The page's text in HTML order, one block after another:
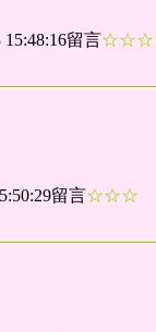
15:48:16留言
留言☆☆☆